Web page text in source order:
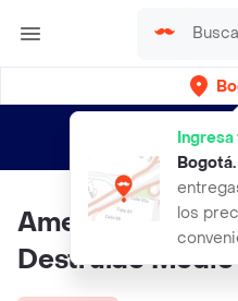
Bogotá.
los
envíos gratis
American Eagle
Destruído Medio